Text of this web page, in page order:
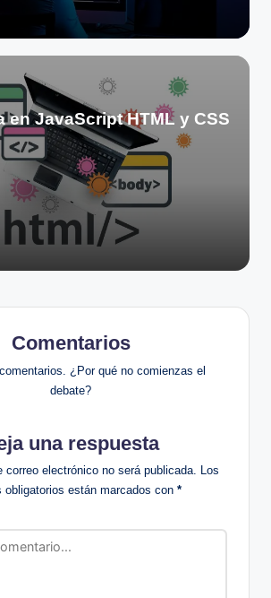
en JavaScript HTML y CSS
Comentarios
¿Por qué no comienzas el
debate?
una respuesta
correo electrónico no será publicada. Los
obligatorios están marcados con *